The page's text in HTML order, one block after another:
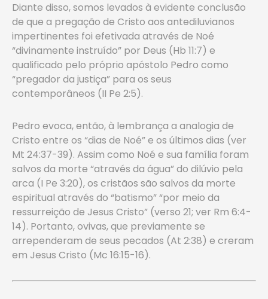
Diante disso, somos levados à evidente conclusão
de que a pregação de Cristo aos antediluvianos
impertinentes foi efetivada através de Noé
“divinamente instruído” por Deus (Hb 11:7) e
qualificado pelo próprio apóstolo Pedro como
“pregador da justiça” para os seus
contemporâneos (II Pe 2:5).
Pedro evoca, então, à lembrança a analogia de
Cristo entre os “dias de Noé” e os últimos dias (ver
Mt 24:37-39). Assim como Noé e sua família foram
salvos da morte “através da água” do dilúvio pela
arca (I Pe 3:20), os cristãos são salvos da morte
espiritual através do “batismo” “por meio da
ressurreição de Jesus Cristo” (verso 21; ver Rm 6:4-
14). Portanto, ovivas, que previamente se
arrependeram de seus pecados (At 2:38) e creram
em Jesus Cristo (Mc 16:15-16).